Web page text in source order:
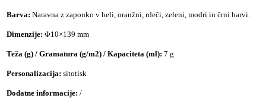
Barva: Naravna z zaponko v beli, oranžni, rdeči, zeleni, modri in črni barvi.
Dimenzije: Φ10×139 mm
Teža (g) / Gramatura (g/m2) / Kapaciteta (ml): 7 g
Personalizacija: sitotisk
Dodatne informacije: /